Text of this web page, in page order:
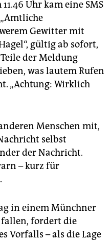
Uhr kam eine SMS
Gewitter mit
gültig ab sofort,
der Meldung
was lautem Rufen
„Achtung: Wirklich
Menschen mit,
selbst
der Nachricht.
– kurz für
in einem Münchner
fallen, fordert die
Vorfalls – als die Lage